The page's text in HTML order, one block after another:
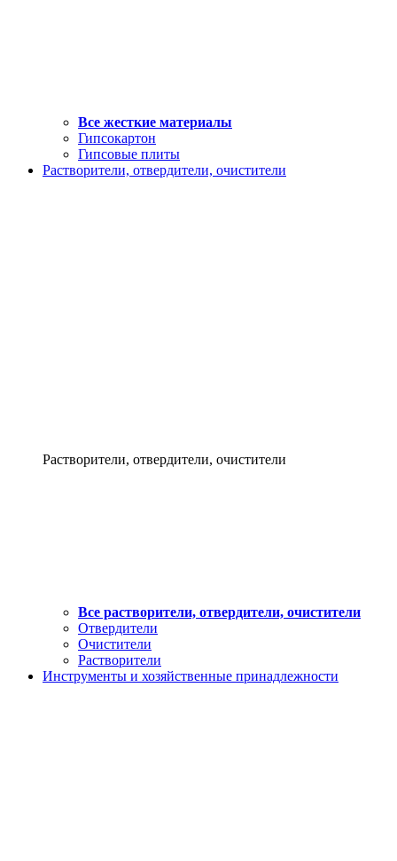
Все жесткие материалы
Гипсокартон
Гипсовые плиты
Растворители, отвердители, очистители
Растворители, отвердители, очистители
Все растворители, отвердители, очистители
Отвердители
Очистители
Растворители
Инструменты и хозяйственные принадлежности